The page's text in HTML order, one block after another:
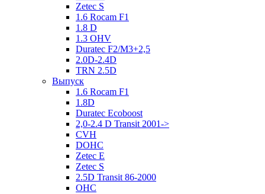
Zetec S
1.6 Rocam F1
1.8 D
1.3 OHV
Duratec F2/M3+2,5
2.0D-2.4D
TRN 2.5D
Выпуск
1.6 Rocam F1
1.8D
Duratec Ecoboost
2,0-2.4 D Transit 2001->
CVH
DOHC
Zetec E
Zetec S
2.5D Transit 86-2000
OHC